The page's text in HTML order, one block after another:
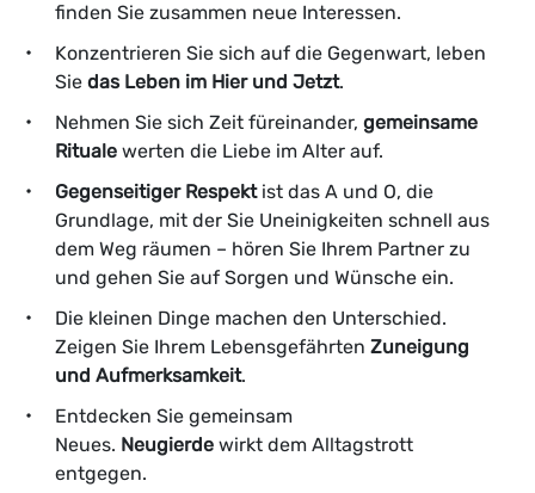
finden Sie zusammen neue Interessen.
Konzentrieren Sie sich auf die Gegenwart, leben
Sie das Leben im Hier und Jetzt.
Nehmen Sie sich Zeit füreinander, gemeinsame
Rituale werten die Liebe im Alter auf.
Gegenseitiger Respektist das A und O, die
Grundlage, mit der Sie Uneinigkeiten schnell aus
dem Weg räumen – hören Sie Ihrem Partner zu
und gehen Sie auf Sorgen und Wünsche ein.
Die kleinen Dinge machen den Unterschied.
Zeigen Sie Ihrem Lebensgefährten Zuneigung
und Aufmerksamkeit.
Entdecken Sie gemeinsam
Neues. Neugierde wirkt dem Alltagstrott
entgegen.